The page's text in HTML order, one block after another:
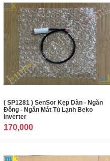
( SP1281 ) SenSor Kẹp Dàn - Ngăn
Đông - Ngăn Mát Tủ Lạnh Beko
Inverter
170,000